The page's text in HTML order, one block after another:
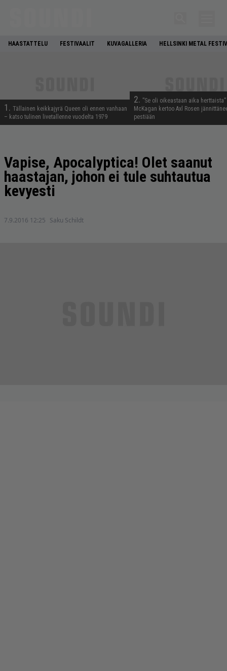
HAASTATTELU FESTIVAALIT KUVAGALLERIA HELLSINKI METAL
1. Tällainen keikkajyrä Queen oli ennen vanhaan
– katso tulinen livetallenne vuodelta 1979
2. ”Se oli oikeastaan aika
McKagan kertoo Axl Rosen
pestiään
Vapise, Apocalyptica! Olet saanut
haastajan, johon ei tule suhtautua
kevyesti
7.9.2016 12:25 Saku Schildt